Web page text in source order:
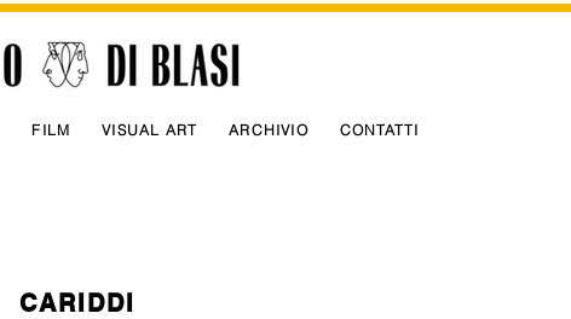
FILM VISUAL ART ARCHIVIO CONTATTI
CARIDDI